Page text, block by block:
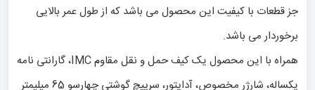
جز قطعات با کیفیت این محصول می باشد که از طول عمر بالایی
برخوردار می باشد.
همراه با این محصول یک کیف حمل و نقل مقاوم IMC، گارانتی نامه
یکساله، شارژر مخصوص، آداپتور، سرپیچ گوشتی چهارسو 65 میلیمتر